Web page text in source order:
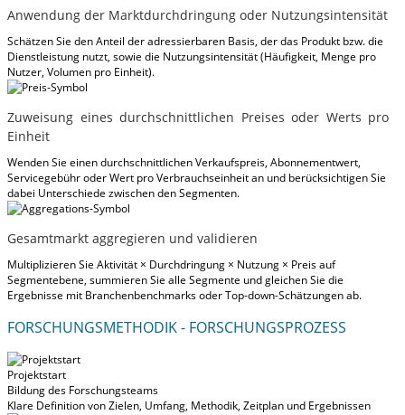
Anwendung der Marktdurchdringung oder Nutzungsintensität
Schätzen Sie den Anteil der adressierbaren Basis, der das Produkt bzw. die
Dienstleistung nutzt, sowie die Nutzungsintensität (Häufigkeit, Menge pro
Nutzer, Volumen pro Einheit).
Zuweisung eines durchschnittlichen Preises oder Werts pro
Einheit
Wenden Sie einen durchschnittlichen Verkaufspreis, Abonnementwert,
Servicegebühr oder Wert pro Verbrauchseinheit an und berücksichtigen Sie
dabei Unterschiede zwischen den Segmenten.
Gesamtmarkt aggregieren und validieren
Multiplizieren Sie Aktivität × Durchdringung × Nutzung × Preis auf
Segmentebene, summieren Sie alle Segmente und gleichen Sie die
Ergebnisse mit Branchenbenchmarks oder Top-down-Schätzungen ab.
FORSCHUNGSMETHODIK - FORSCHUNGSPROZESS
Projektstart
Bildung des Forschungsteams
Klare Definition von Zielen, Umfang, Methodik, Zeitplan und Ergebnissen